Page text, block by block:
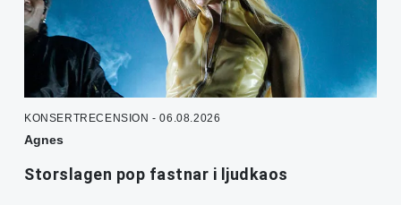
KONSERTRECENSION - 06.08.2026
Agnes
Storslagen pop fastnar i ljudkaos